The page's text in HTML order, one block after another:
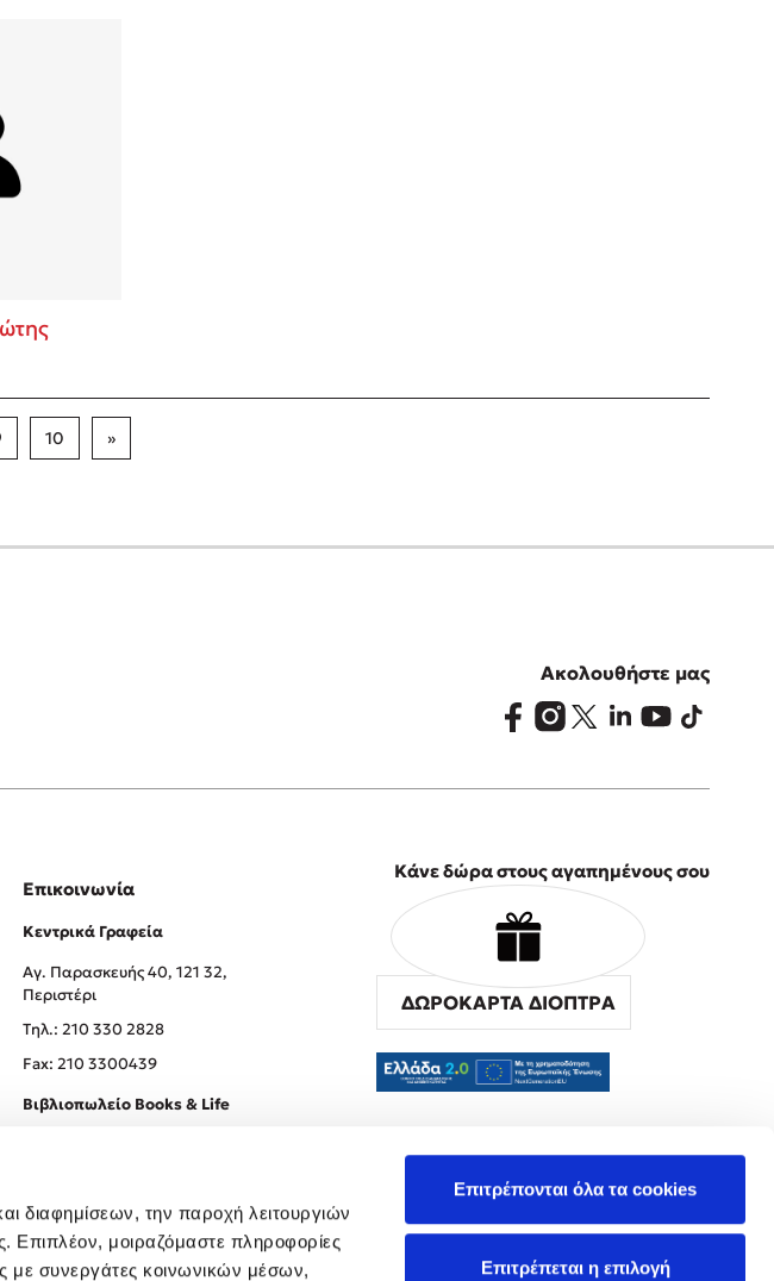
διαφημίσεων, την παροχή λειτουργιών
Επιπλέον, μοιραζόμαστε πληροφορίες
με συνεργάτες κοινωνικών μέσων,
Επιτρέπονται όλα τα cookies
Επιτρέπεται η επιλογή
10 »
Ακολουθήστε μας
Επικοινωνία
Κεντρικά Γραφεία
Αγ. Παρασκευής 40, 121 32,
Περιστέρι
Tηλ.: 210 330 2828
Fax: 210 3300439
Βιβλιοπωλείο Books & Life
Κάνε δώρα στους αγαπημένους σου
ΔΩΡΟΚΑΡΤΑ ΔΙΟΠΤΡΑ